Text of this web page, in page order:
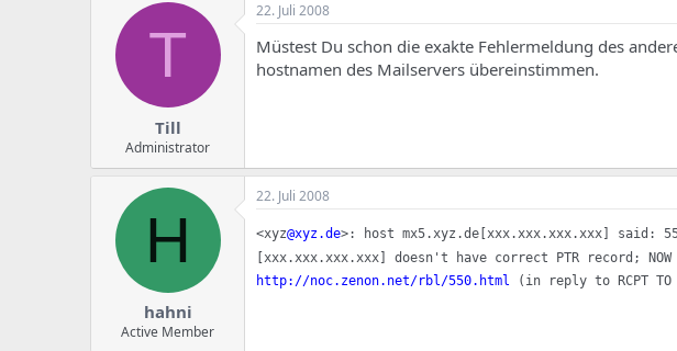
T
Till
Administrator
22. Juli 2008
Müstest Du schon die exakte Fehlermeldung des
hostnamen des Mailservers übereinstimmen.
H
hahni
Active Member
22. Juli 2008
<xyz@xyz.de>: host mx5.xyz.de[xxx.xxx.xxx.xxx] said:
[xxx.xxx.xxx.xxx] doesn't have correct PTR record; NOW
http://noc.zenon.net/rbl/550.html
(in reply to RCPT TO